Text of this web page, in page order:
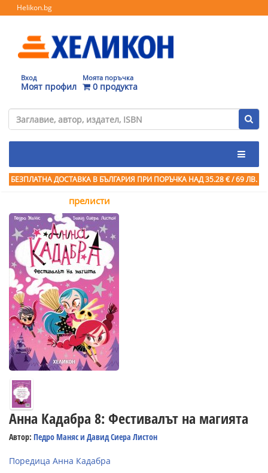
Helikon.bg
Вход
Моят профил
Моята поръчка
0 продукта
БЕЗПЛАТНА ДОСТАВКА В БЪЛГАРИЯ ПРИ ПОРЪЧКА НАД 35.28 € / 69 ЛВ.
прелисти
Анна Кадабра 8: Фестивалът на магията
Автор: Педро Маняс и Давид Сиера Листон
Поредица Анна Кадабра